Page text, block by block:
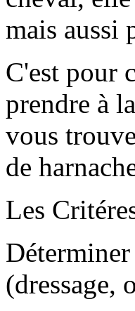
mais aussi
C'est pour
prendre à
vous
de
Les
(dressage,